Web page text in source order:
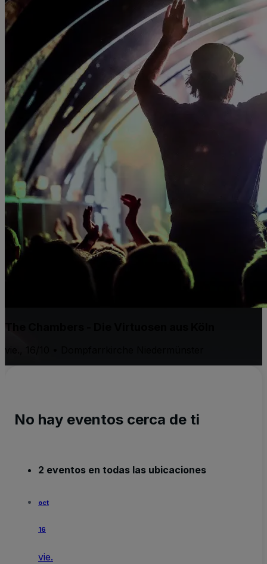
The Chambers - Die Virtuosen aus Köln
No hay eventos cerca de ti
2 eventos en todas las ubicaciones
oct
16
vie.